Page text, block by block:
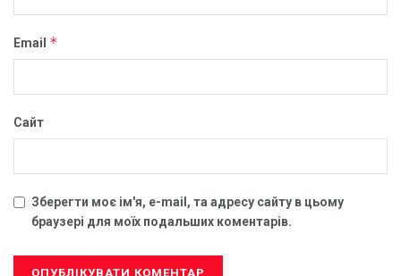
Email *
Сайт
Зберегти моє ім'я, e-mail, та адресу сайту в цьому
браузері для моїх подальших коментарів.